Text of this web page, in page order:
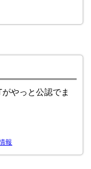
やっと公認でま
報